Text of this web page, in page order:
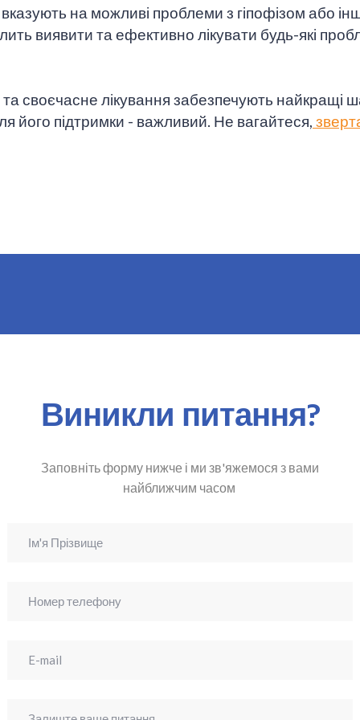
на можливі проблеми з гіпофізом або
виявити та ефективно лікувати будь-які
своєчасне лікування забезпечують найкращі
його підтримки - важливий. Не вагайтеся,
Виникли питання?
Заповніть форму нижче і ми зв'яжемося з вами
найближчим часом